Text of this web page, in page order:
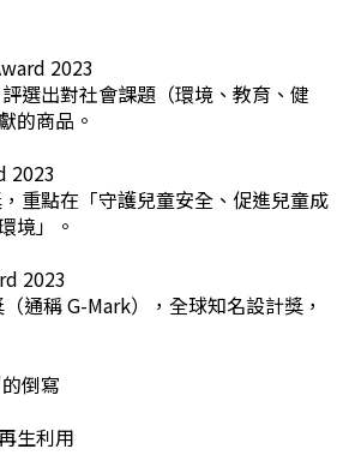
2023
選出對社會課題（環境、教育、健
的商品。
2023
重點在「守護兒童安全、促進兒童成
境」。
2023
通稱 G-Mark），全球知名設計獎，
倒寫
生利用